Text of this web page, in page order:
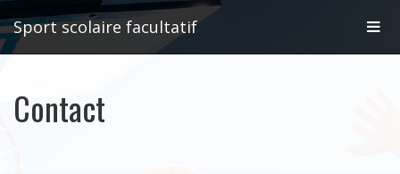
Sport scolaire facultatif
Contact